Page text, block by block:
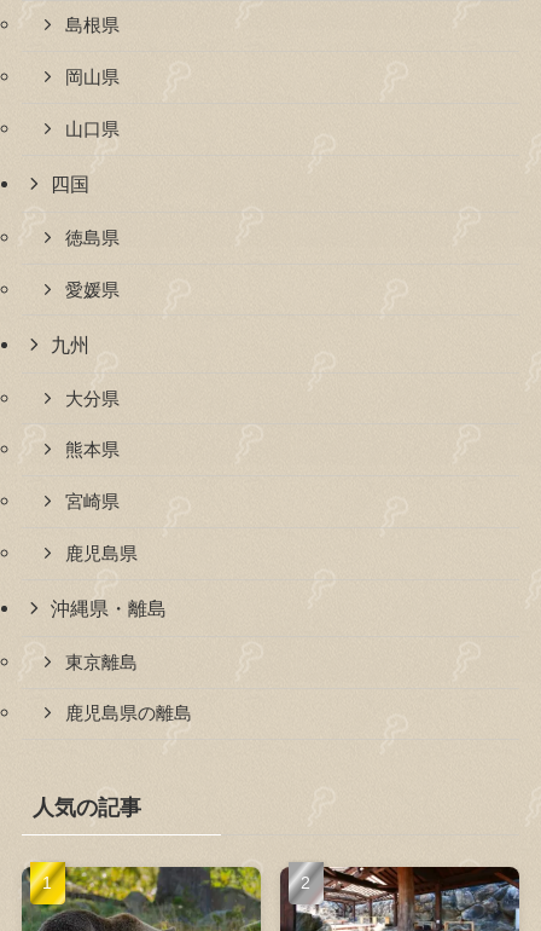
島根県
岡山県
山口県
四国
徳島県
愛媛県
九州
大分県
熊本県
宮崎県
鹿児島県
沖縄県・離島
東京離島
鹿児島県の離島
人気の記事